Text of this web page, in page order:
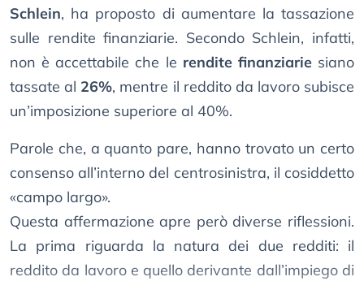
Schlein, ha proposto di aumentare la tassazione
sulle rendite finanziarie. Secondo Schlein, infatti,
non è accettabile che le rendite finanziariesiano
tassate al 26%, mentre il reddito da lavoro subisce
un’imposizione superiore al 40%.
Parole che, a quanto pare, hanno trovato un certo
consenso all’interno del centrosinistra, il cosiddetto
«campo largo».
Questa affermazione apre però diverse riflessioni.
La prima riguarda la natura dei due redditi: il
reddito da lavoro e quello derivante dall’impiego di